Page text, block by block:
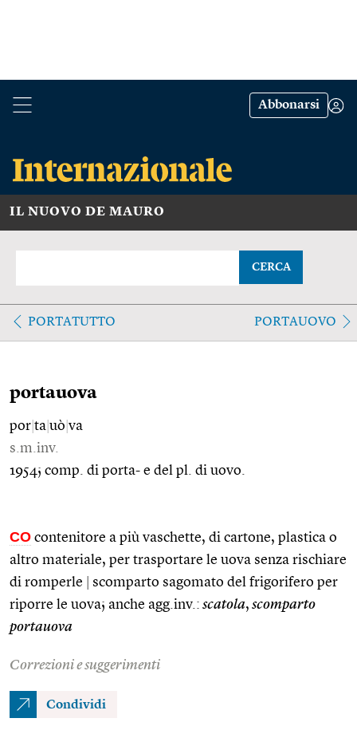
Abbonarsi
IL NUOVO DE MAURO
CERCA
PORTATUTTO PORTAUOVO
portauova
por ta uò va
s.m.inv.
1954; comp. di porta- e del pl. di uovo.
CO contenitore a più vaschette, di cartone, plastica o
altro materiale, per trasportare le uova senza rischiare
di romperle
scomparto sagomato del frigorifero per
riporre le uova; anche agg.inv.: scatola, scomparto
portauova
Correzioni e suggerimenti
Condividi